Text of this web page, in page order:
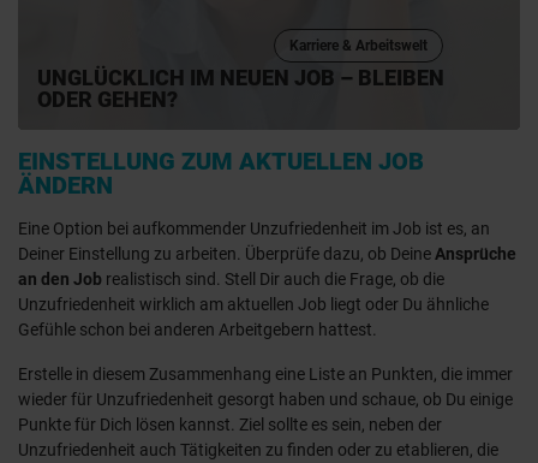
Karriere & Arbeitswelt
UNGLÜCKLICH IM NEUEN JOB – BLEIBEN
ODER GEHEN?
EINSTELLUNG ZUM AKTUELLEN JOB
ÄNDERN
Eine Option bei aufkommender Unzufriedenheit im Job ist es, an
Deiner Einstellung zu arbeiten. Überprüfe dazu, ob Deine Ansprüche
an den Job realistisch sind. Stell Dir auch die Frage, ob die
Unzufriedenheit wirklich am aktuellen Job liegt oder Du ähnliche
Gefühle schon bei anderen Arbeitgebern hattest.
Erstelle in diesem Zusammenhang eine Liste an Punkten, die immer
wieder für Unzufriedenheit gesorgt haben und schaue, ob Du einige
Punkte für Dich lösen kannst. Ziel sollte es sein, neben der
Unzufriedenheit auch Tätigkeiten zu finden oder zu etablieren, die